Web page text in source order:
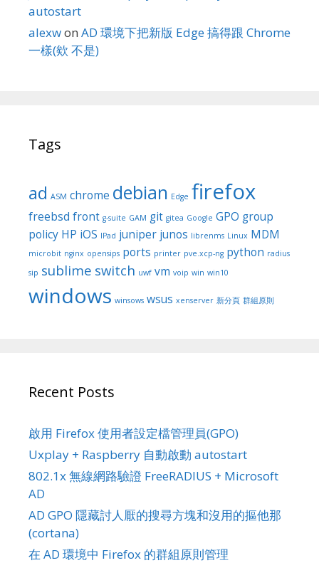
autostart
alexwon AD 環境下把新版 Edge 搞得跟 Chrome
一樣(欸 不是)
Tags
ad ASM chrome debian Edge firefox
freebsd front g-suite GAM git gitea Google GPO group
policy HP iOS IPad juniper junos librenms Linux MDM
microbit nginx opensips ports printer pve.xcp-ng python radius
sip sublime switch uwf vm voip win win10
windows winsows wsus xenserver 新分頁 群組原則
Recent Posts
啟用 Firefox 使用者設定檔管理員(GPO)
Uxplay + Raspberry 自動啟動 autostart
802.1x 無線網路驗證 FreeRADIUS + Microsoft
AD
AD GPO 隱藏討人厭的搜尋方塊和沒用的摳他那
(cortana)
在 AD 環境中 Firefox 的群組原則管理